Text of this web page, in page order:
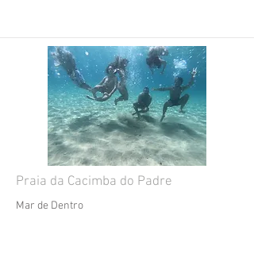
Praia da Cacimba do Padre
Mar de Dentro